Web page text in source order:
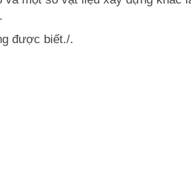
được biết./.